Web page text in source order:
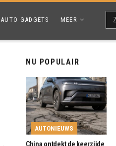
AUTO GADGETS MEER
NU POPULAIR
AUTONIEUWS
China ontdekt de keerzijde